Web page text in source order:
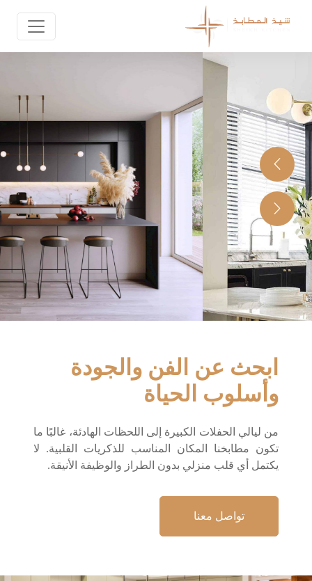
ابحث عن الفن والجودة
وأسلوب الحياة
من ليالي الحفلات الكبيرة إلى اللحظات الهادئة، غالبًا ما
تكون مطابخنا المكان المناسب للذكريات القلبية. لا
يكتمل أي قلب منزلي بدون الطراز والوظيفة الأنيقة.
تواصل معنا